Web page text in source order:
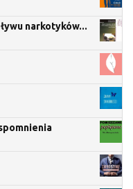
narkotyków...